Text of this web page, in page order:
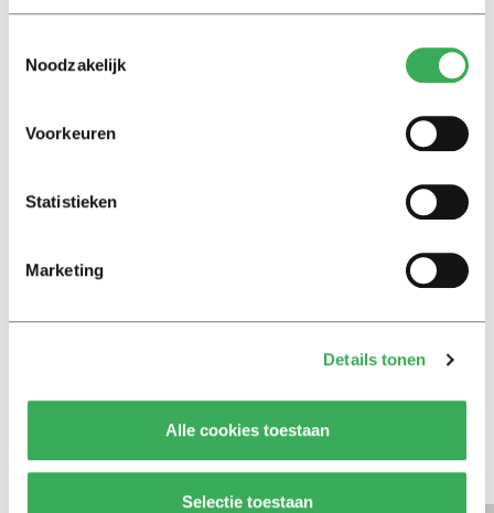
Noodzakelijk
Voorkeuren
Statistieken
Marketing
Details tonen
Alle cookies toestaan
Selectie toestaan
Achtergrond
Hunger Game: ‘Ik schrok, we
kregen er een paar miljoen
studenten de tentamenperiode
Maak het onderwijs flexibel,
kunnen ontwikkelen
Bekijk meer recent nieuws